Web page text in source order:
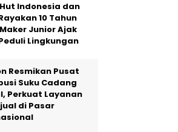
Indonesia dan
10 Tahun
Junior Ajak
Lingkungan
Resmikan Pusat
Suku Cadang
Perkuat Layanan
di Pasar